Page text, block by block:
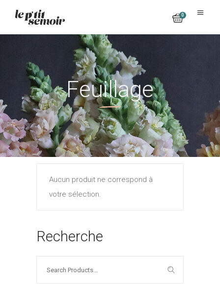
0
No products in the cart.
Feuillage
Aucun produit ne correspond à
votre sélection.
Recherche